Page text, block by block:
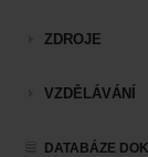
ZDROJE
VZDĚLÁVÁNÍ
DATABÁZE